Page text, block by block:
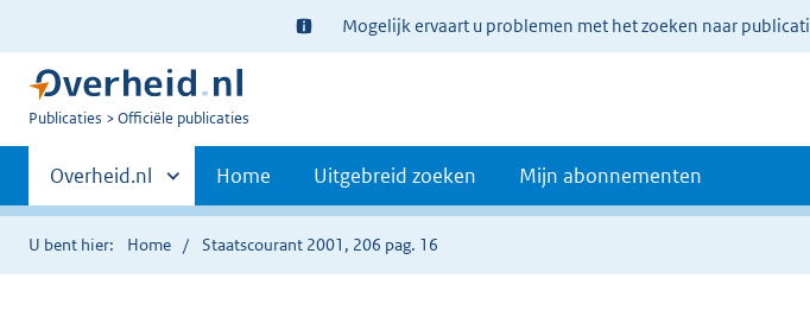
Ter
informatie:
Mogelijk ervaart u problemen met het zoeken naar
U
Publicaties Officiële publicaties
Primaire
navigatie
Andere
sites
binnen
Overheid.nl Home Uitgebreid zoeken Mijn abonnementen
U bent hier: Home Staatscourant 2001, 206 pag. 16